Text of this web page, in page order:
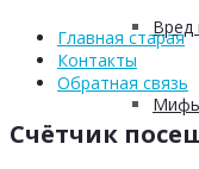
Вред
Главная старая
Контакты
Обратная связь
Счётчик